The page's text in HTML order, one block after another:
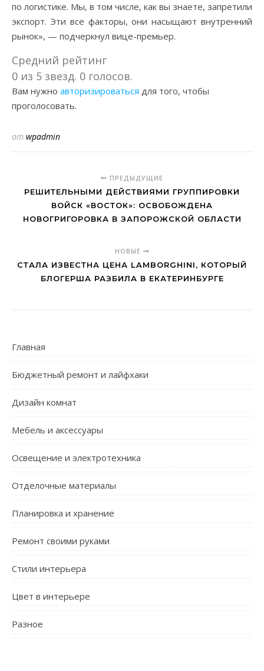
по логистике. Мы, в том числе, как вы знаете, запретили
экспорт. Эти все факторы, они насыщают внутренний
рынок», — подчеркнул вице-премьер.
Средний рейтинг
0 из 5 звезд. 0 голосов.
Вам нужно авторизироваться для того, чтобы
проголосовать.
от wpadmin
ПРЕДЫДУЩИЕ
РЕШИТЕЛЬНЫМИ ДЕЙСТВИЯМИ ГРУППИРОВКИ
ВОЙСК «ВОСТОК»: ОСВОБОЖДЕНА
НОВОГРИГОРОВКА В ЗАПОРОЖСКОЙ ОБЛАСТИ
НОВЫЕ
СТАЛА ИЗВЕСТНА ЦЕНА LAMBORGHINI, КОТОРЫЙ
БЛОГЕРША РАЗБИЛА В ЕКАТЕРИНБУРГЕ
Главная
Бюджетный ремонт и лайфхаки
Дизайн комнат
Мебель и аксессуары
Освещение и электротехника
Отделочные материалы
Планировка и хранение
Ремонт своими руками
Стили интерьера
Цвет в интерьере
Разное